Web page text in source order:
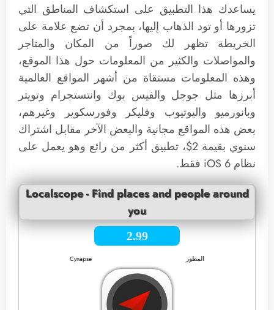
يساعدك هذا التطبيق على استكشاف المناطق التي
تزورها أو تود الذهاب إليها، بمجرد أن تضع علامة على
الخريطة تظهر لك صوراً من المكان والمتاجر
والمواصلات والكثير من المعلومات حول هذا الموقع،
وهذه المعلومات مستقاة من أشهر المواقع العالمية
أبرزها مثل جوجل والفيس بوك وانتستجرام وتويتر
وبانورميو واليوتيوب وفليكر وفورسكوير وغيرهم،
بعض هذه المواقع مجانية والبعض الآخر مقابل اشتراك
سنوي بقيمة 2$، تطبيق أكثر من رائع وهو يعمل على
نظام iOS 6 فقط.
Localscope - Find places and people around
you
2.99
المطور Cynapse